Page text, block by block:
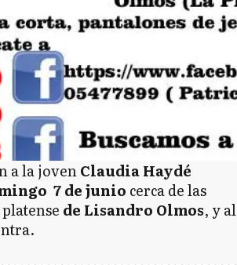
a la jovenClaudia Haydé
7 de junio cerca de las
de Lisandro Olmos, y al